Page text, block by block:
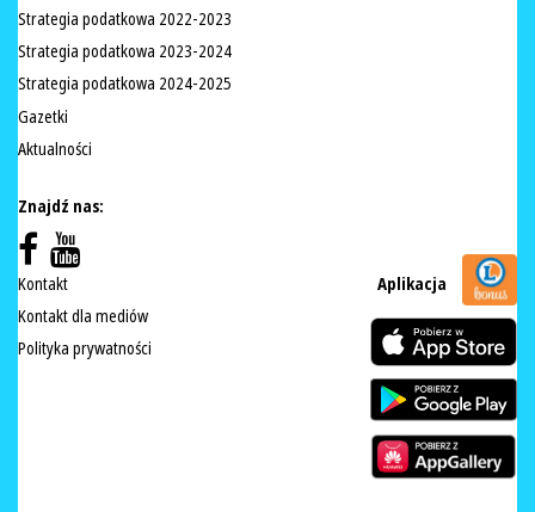
Strategia podatkowa 2022-2023
Strategia podatkowa 2023-2024
Strategia podatkowa 2024-2025
Gazetki
Aktualności
Znajdź nas:
Kontakt
Kontakt dla mediów
Polityka prywatności
Aplikacja